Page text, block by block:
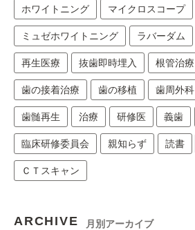
ホワイトニング マイクロスコープ
ミュゼホワイトニング ラバーダム
再生医療 抜歯即時埋入 根管治療
歯の接着治療 歯の移植 歯周外科
歯髄再生 治療 研修医 義歯
臨床研修委員会 親知らず 読書
ＣＴスキャン
ARCHIVE 月別アーカイブ